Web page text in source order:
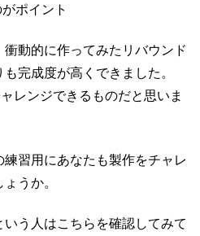
ポイント
動的に作ってみたリバウンド
完成度が高くできました。
レンジできるものだと思いま
習用にあなたも製作をチャレ
うか。
う人はこちらを確認してみて